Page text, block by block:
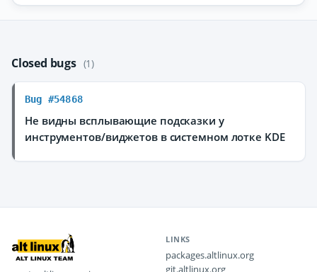
Closed bugs (1)
Bug #54868
Не видны всплывающие подсказки у
инструментов/виджетов в системном лотке KDE
LINKS
packages.altlinux.org
git.altlinux.org